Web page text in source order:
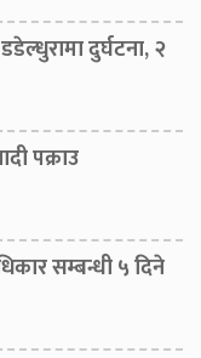
दुर्घटना, २
पक्राउ
सम्बन्धी ५ दिने